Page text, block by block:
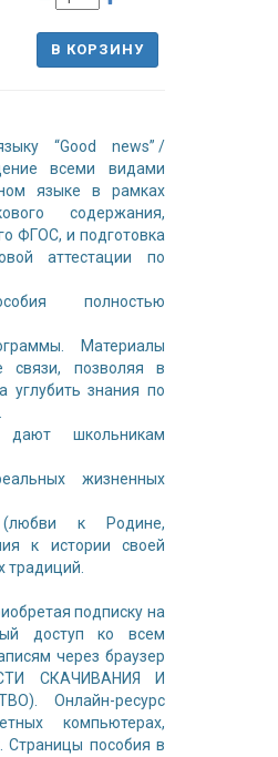
В КОРЗИНУ
“Good news” /
всеми видами
языке в рамках
содержания,
ФГОС, и подготовка
аттестации по
полностью
Материалы
связи, позволяя в
углубить знания по
школьникам
жизненных
(любви к Родине,
к истории своей
традиций.
подписку на
доступ ко всем
через браузер
СКАЧИВАНИЯ И
Онлайн-ресурс
компьютерах,
Страницы пособия в